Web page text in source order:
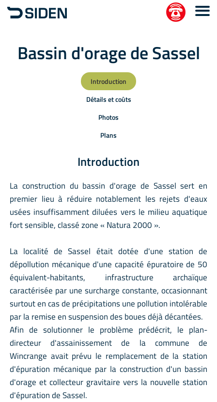
Bassin d'orage de Sassel
Introduction
Détails et coûts
Photos
Plans
Introduction
La construction du bassin d'orage de Sassel sert en
premier lieu à réduire notablement les rejets d'eaux
usées insuffisamment diluées vers le milieu aquatique
fort sensible, classé zone « Natura 2000 ».
La localité de Sassel était dotée d'une station de
dépollution mécanique d'une capacité épuratoire de 50
équivalent-habitants, infrastructure archaïque
caractérisée par une surcharge constante, occasionnant
surtout en cas de précipitations une pollution intolérable
par la remise en suspension des boues déjà décantées.
Afin de solutionner le problème prédécrit, le plan-
directeur d'assainissement de la commune de
Wincrange avait prévu le remplacement de la station
d'épuration mécanique par la construction d'un bassin
d'orage et collecteur gravitaire vers la nouvelle station
d'épuration de Sassel.